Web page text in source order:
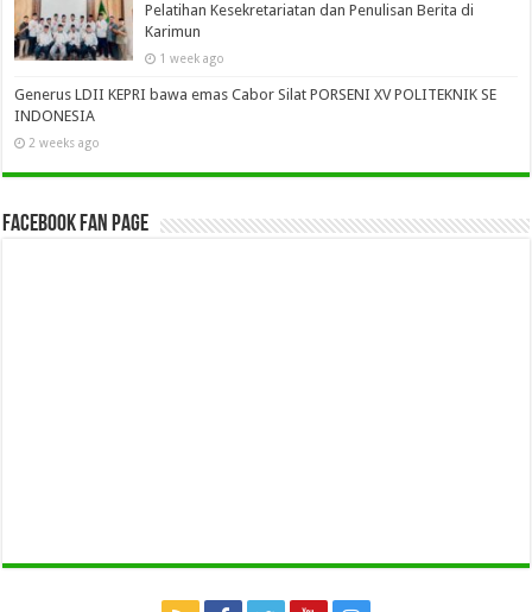
Pelatihan Kesekretariatan dan Penulisan Berita di
Karimun
1 week ago
Generus LDII KEPRI bawa emas Cabor Silat PORSENI XV POLITEKNIK SE
INDONESIA
2 weeks ago
Facebook Fan Page